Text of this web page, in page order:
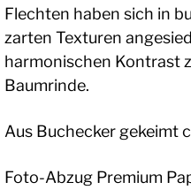
Flechten haben sich in
zarten Texturen
harmonischen Kontrast
Baumrinde.
Aus Buchecker gekeimt
Foto-Abzug Premium